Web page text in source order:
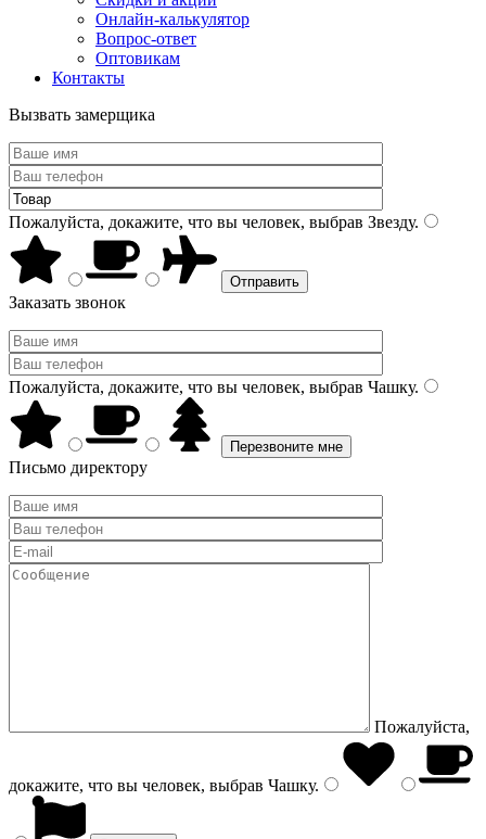
Онлайн-калькулятор
Вопрос-ответ
Оптовикам
Контакты
Вызвать замерщика
Пожалуйста, докажите, что вы человек, выбрав Звезду.
Заказать звонок
Пожалуйста, докажите, что вы человек, выбрав Чашку.
Письмо директору
Пожалуйста,
докажите, что вы человек, выбрав Чашку.